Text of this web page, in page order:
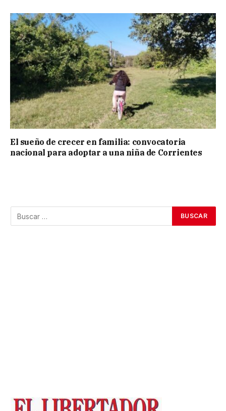
El sueño de crecer en familia: convocatoria
nacional para adoptar a una niña de Corrientes